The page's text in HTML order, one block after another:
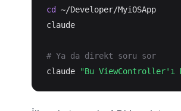
cd
~/Developer/MyiOSApp
claude
# Ya da direkt soru sor
claude
"Bu ViewController'ı